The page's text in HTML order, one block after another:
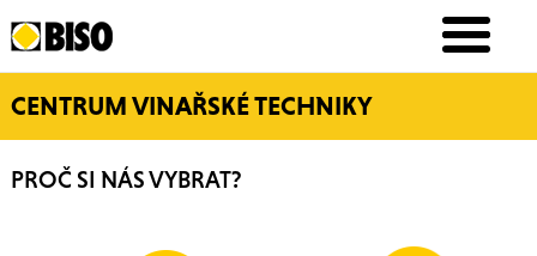
CENTRUM VINAŘSKÉ TECHNIKY
PROČ SI NÁS VYBRAT?